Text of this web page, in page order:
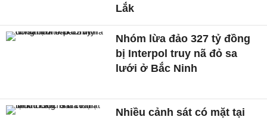
Lắk
Nhóm lừa đảo 327 tỷ đồng
bị Interpol truy nã đỏ sa
lưới ở Bắc Ninh
Nhiều cảnh sát có mặt tại